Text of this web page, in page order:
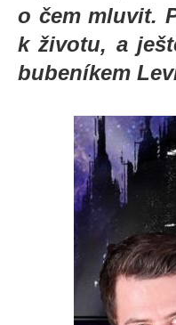
o čem mluvit.
k životu, a
bubeníkem